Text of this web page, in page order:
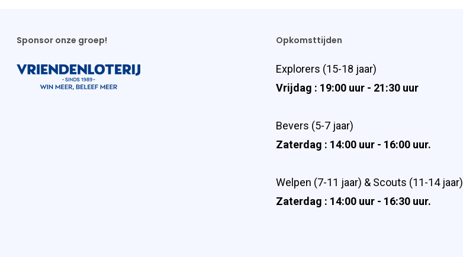
Sponsor onze groep! Opkomsttijden
Explorers (15-18 jaar)
Vrijdag : 19:00 uur - 21:30 uur
Bevers (5-7 jaar)
Zaterdag : 14:00 uur - 16:00 uur.
Welpen (7-11 jaar) & Scouts (11-14 jaar)
Zaterdag : 14:00 uur - 16:30 uur.